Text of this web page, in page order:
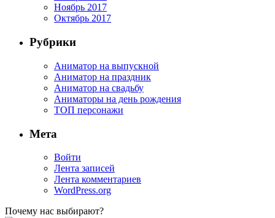
Ноябрь 2017
Октябрь 2017
Рубрики
Аниматор на выпускной
Аниматор на праздник
Аниматор на свадьбу
Аниматоры на день рождения
ТОП персонажи
Мета
Войти
Лента записей
Лента комментариев
WordPress.org
Почему нас выбирают?